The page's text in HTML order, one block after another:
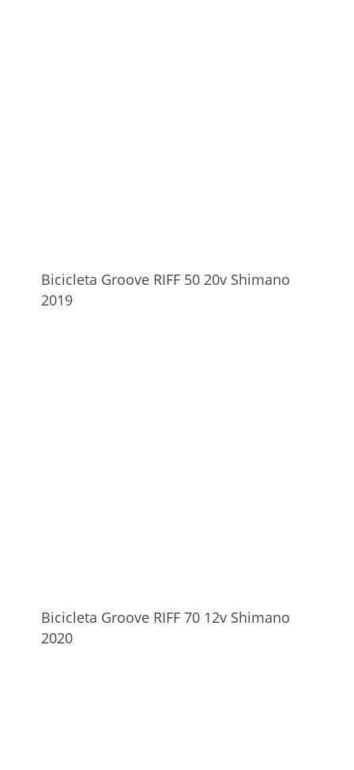
Bicicleta Groove RIFF 50 20v Shimano
2019
Bicicleta Groove RIFF 70 12v Shimano
2020